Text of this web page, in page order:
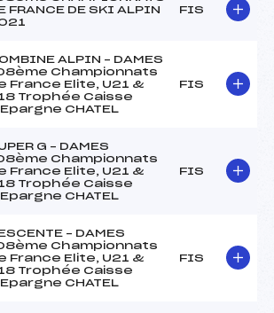
FRANCE DE SKI ALPIN
FIS
ALPIN – DAMES
Championnats
France Elite, U21 &
Trophée Caisse
CHATEL
FIS
G – DAMES
Championnats
France Elite, U21 &
Trophée Caisse
CHATEL
FIS
– DAMES
Championnats
France Elite, U21 &
Trophée Caisse
CHATEL
FIS